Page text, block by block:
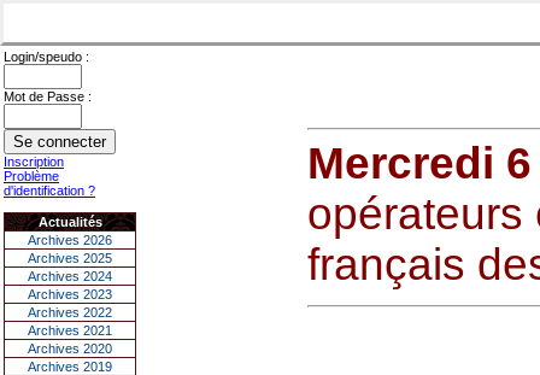
Login/speudo :
Mot de Passe :
Inscription
Problème
d'identification ?
Actualités
Archives 2026
Archives 2025
Archives 2024
Archives 2023
Archives 2022
Archives 2021
Archives 2020
Archives 2019
Mercredi
opérateurs
français